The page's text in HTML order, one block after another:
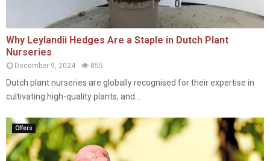
Why Leylandii Hedges Are a Staple in Dutch Plant
Nurseries
December 9, 2024 855
Dutch plant nurseries are globally recognised for their expertise in
cultivating high-quality plants, and...
Offers